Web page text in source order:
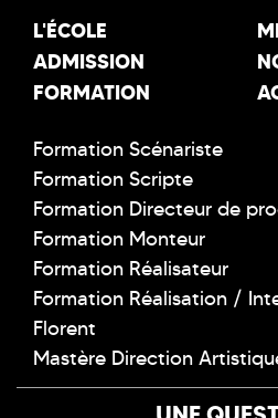
L'ÉCOLE
ADMISSION
FORMATION
Formation Scénariste
Formation Scripte
Formation Directeur de
Formation Monteur
Formation Réalisateur
Formation Réalisation /
Florent
Mastère Direction